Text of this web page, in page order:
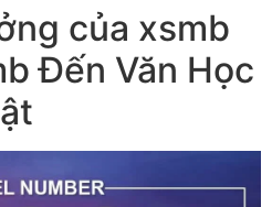
của xsmb
Đến Văn Học